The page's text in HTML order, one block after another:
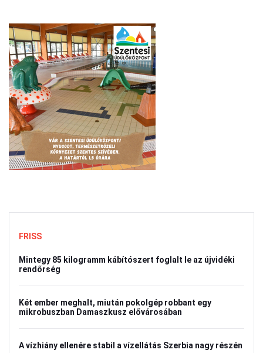
FRISS
Mintegy 85 kilogramm kábítószert foglalt le az újvidéki
rendőrség
Két ember meghalt, miután pokolgép robbant egy
mikrobuszban Damaszkusz elővárosában
A vízhiány ellenére stabil a vízellátás Szerbia nagy részén